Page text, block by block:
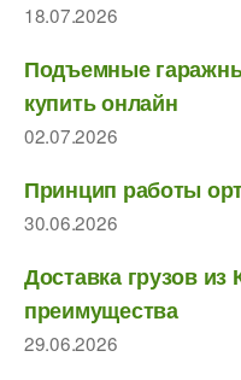
18.07.2026
Подъемные
купить онлайн
02.07.2026
Принцип работы
30.06.2026
Доставка грузов
преимущества
29.06.2026